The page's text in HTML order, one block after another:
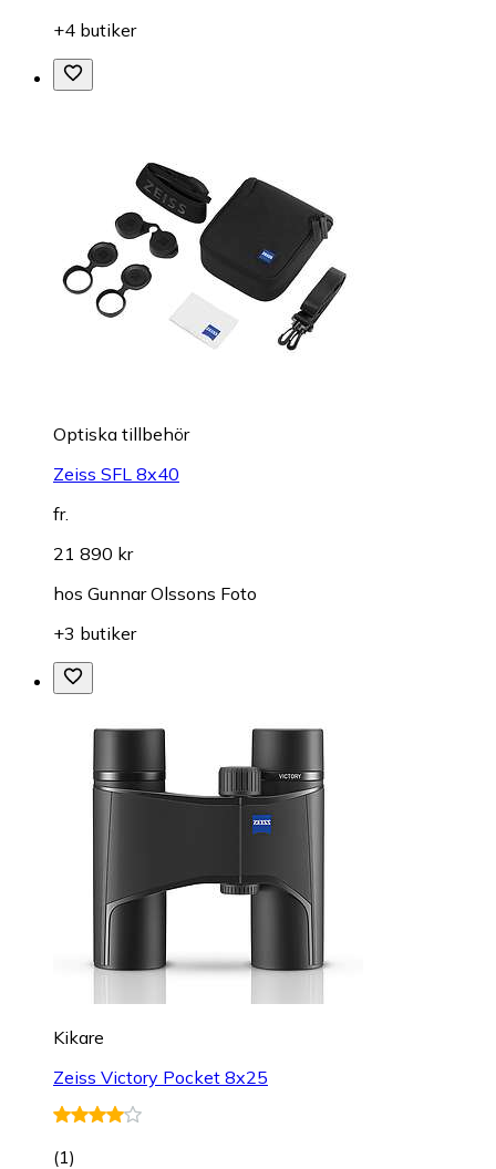
+4 butiker
Optiska tillbehör
Zeiss SFL 8x40
fr.
21 890 kr
hos Gunnar Olssons Foto
+3 butiker
Kikare
Zeiss Victory Pocket 8x25
(1)